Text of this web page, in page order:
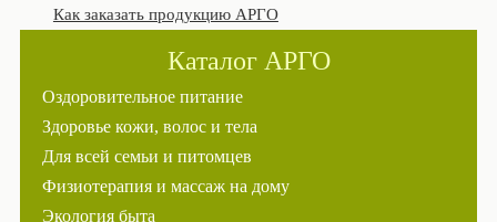
Как заказать продукцию АРГО
Каталог АРГО
Оздоровительное питание
Здоровье кожи, волос и тела
Для всей семьи и питомцев
Физиотерапия и массаж на дому
Экология быта